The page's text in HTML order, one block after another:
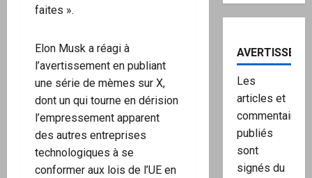
faites ».
Elon Musk a réagi à
l’avertissement en publiant
une série de mèmes sur X,
dont un qui tourne en dérision
l’empressement apparent
des autres entreprises
technologiques à se
conformer aux lois de l’UE en
Les
articles et
commentaires
publiés
sont
signés du